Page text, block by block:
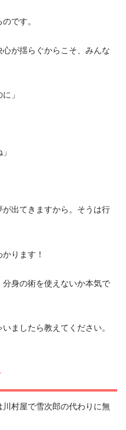
です。
が揺らぐからこそ、みんな
」
出てきますから。そうは行
ります！
身の術を使えないか本気で
ましたら教えてください。
村屋で雪次郎の代わりに無